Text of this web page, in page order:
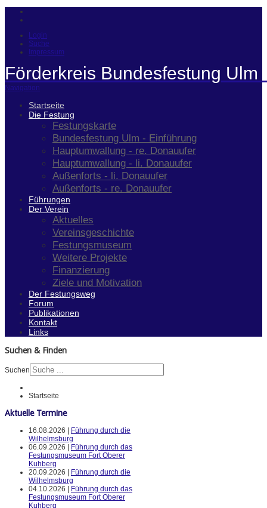
Login
Suche
Impressum
Förderkreis Bundesfestung Ulm
Navigation
Startseite
Die Festung
Festungskarte
Bundesfestung Ulm - Einführung
Hauptumwallung - re. Donauufer
Hauptumwallung - li. Donauufer
Außenforts - li. Donauufer
Außenforts - re. Donauufer
Führungen
Der Verein
Aktuelles
Vereinsgeschichte
Festungsmuseum
Weitere Projekte
Finanzierung
Ziele und Motivation
Der Festungsweg
Forum
Publikationen
Kontakt
Links
Suchen & Finden
Suchen
Startseite
Aktuelle Termine
16.08.2026 |
Führung durch die
Wilhelmsburg
06.09.2026 |
Führung durch das
Festungsmuseum Fort Oberer
Kuhberg
20.09.2026 |
Führung durch die
Wilhelmsburg
04.10.2026 |
Führung durch das
Festungsmuseum Fort Oberer
Kuhberg